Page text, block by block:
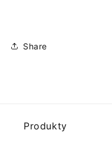
Share
Produkty